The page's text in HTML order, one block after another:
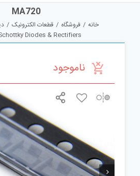
MA720
خانه / فروشگاه / قطعات الکترونیک /
Diodes & Rectifiers
ناموجود
